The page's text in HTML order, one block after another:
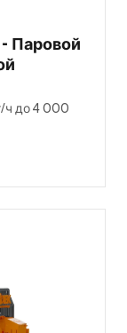
Паровой
ч до 4 000